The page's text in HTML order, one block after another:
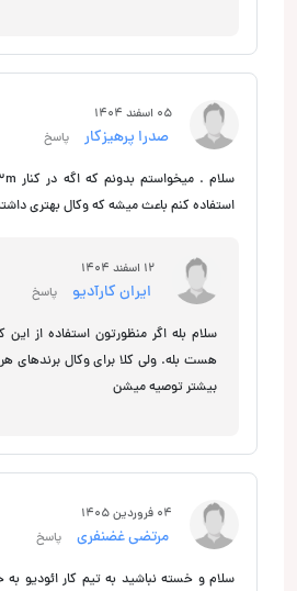
05 اسفند 1404
صدرا پرهیزکار پاسخ
استفاده کنم باعث میشه که وکال بهتری
12 اسفند 1404
ایران کارآدیو پاسخ
سلام بله اگر منظورتون استفاده از
هست بله. ولی کلا برای وکال برندهای
بیشتر توصیه میشن
04 فروردین 1405
مرتضی غضنفری پاسخ
سلام و خسته نباشید به تیم کار ائودیو